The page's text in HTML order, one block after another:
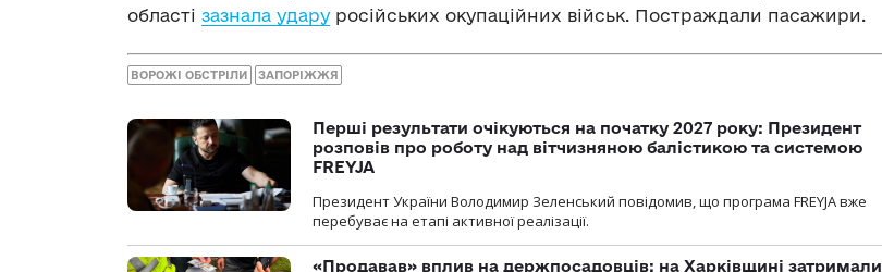
області зазнала удару російських окупаційних військ. Постраждали пасажири.
ВОРОЖІ ОБСТРІЛИ ЗАПОРІЖЖЯ
Перші результати очікуються на початку 2027 року: Президент
розповів про роботу над вітчизняною балістикою та системою
FREYJA
Президент України Володимир Зеленський повідомив, що програма FREYJA вже
перебуває на етапі активної реалізації.
«Продавав» вплив на держпосадовців: на Харківщині затримали